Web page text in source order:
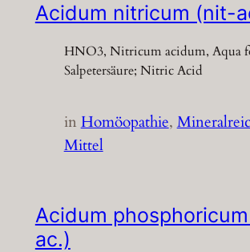
Acidum nitricum (nit-
HNO3, Nitricum acidum, Aqua
Salpetersäure; Nitric Acid
inHomöopathie,
Mittel
Acidum
ac.)